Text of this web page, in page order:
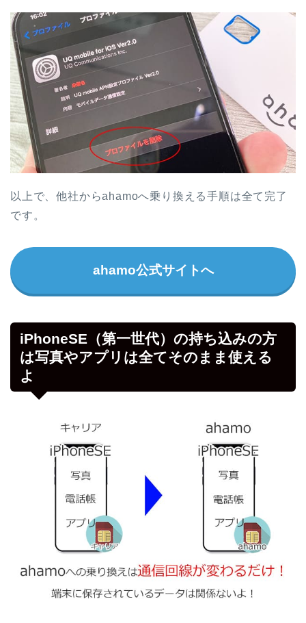
以上で、他社からahamoへ乗り換える手順は全て完了
です。
ahamo公式サイトへ
iPhoneSE（第一世代）の持ち込みの方
は写真やアプリは全てそのまま使える
よ